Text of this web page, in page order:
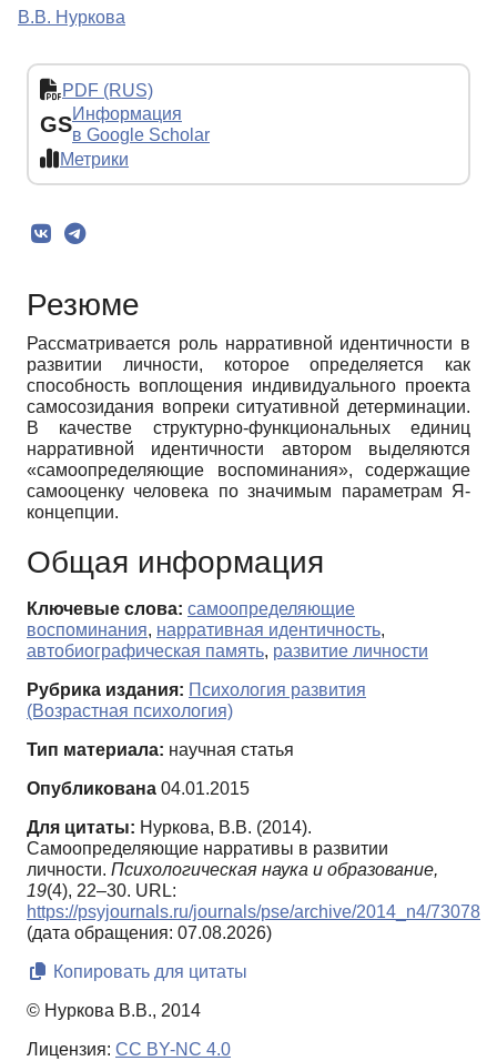
В.В. Нуркова
PDF (RUS)
GSИнформация
в Google Scholar
Метрики
Резюме
Рассматривается роль нарративной идентичности в
развитии личности, которое определяется как
способность воплощения индивидуального проекта
самосозидания вопреки ситуативной детерминации.
В качестве структурно-функциональных единиц
нарративной идентичности автором выделяются
«самоопределяющие воспоминания», содержащие
самооценку человека по значимым параметрам Я-
концепции.
Общая информация
Ключевые слова: самоопределяющие
воспоминания, нарративная идентичность,
автобиографическая память, развитие личности
Рубрика издания: Психология развития
(Возрастная психология)
Тип материала: научная статья
Опубликована 04.01.2015
Для цитаты: Нуркова, В.В. (2014).
Самоопределяющие нарративы в развитии
личности. Психологическая наука и образование,
19(4), 22–30. URL:
https://psyjournals.ru/journals/pse/archive/2014_n4/73078
(дата обращения: 07.08.2026)
Копировать для цитаты
© Нуркова В.В., 2014
Лицензия: CC BY-NC 4.0